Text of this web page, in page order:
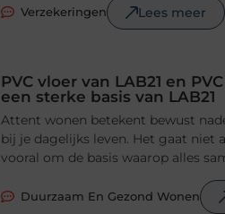
Verzekeringen Lees meer
PVC vloer van LAB21 en
een sterke basis van LAB21
Attent wonen betekent bewust
bij je dagelijks leven. Het gaat niet
vooral om de basis waarop alles
Duurzaam En Gezond Wonen